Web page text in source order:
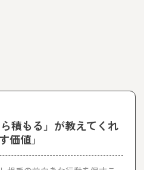
積もる」が教えてくれ
価値」